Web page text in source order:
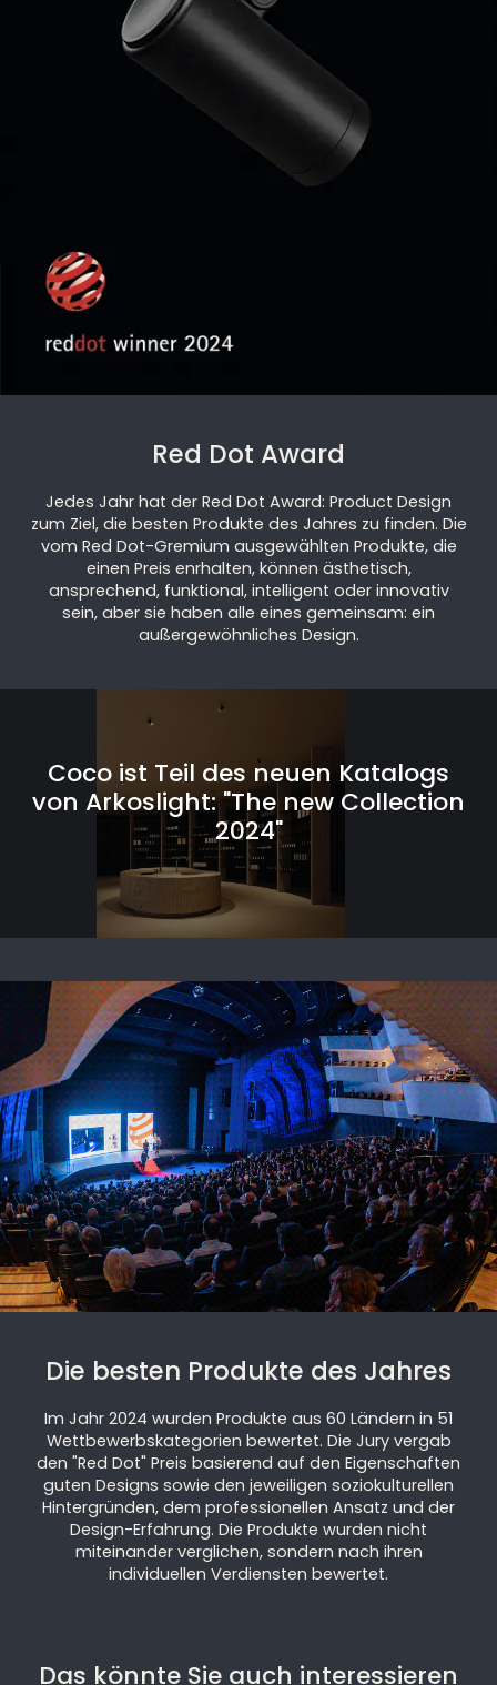
Red Dot Award
Jedes Jahr hat der Red Dot Award: Product Design
zum Ziel, die besten Produkte des Jahres zu finden. Die
vom Red Dot-Gremium ausgewählten Produkte, die
einen Preis enrhalten, können ästhetisch,
ansprechend, funktional, intelligent oder innovativ
sein, aber sie haben alle eines gemeinsam: ein
außergewöhnliches Design.
Coco ist Teil des neuen Katalogs
von Arkoslight: "The new Collection
2024"
Die besten Produkte des Jahres
Im Jahr 2024 wurden Produkte aus 60 Ländern in 51
Wettbewerbskategorien bewertet. Die Jury vergab
den "Red Dot" Preis basierend auf den Eigenschaften
guten Designs sowie den jeweiligen soziokulturellen
Hintergründen, dem professionellen Ansatz und der
Design-Erfahrung. Die Produkte wurden nicht
miteinander verglichen, sondern nach ihren
individuellen Verdiensten bewertet.
Das könnte Sie auch interessieren